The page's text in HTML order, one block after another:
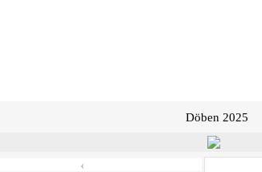
Döben 2025
‹